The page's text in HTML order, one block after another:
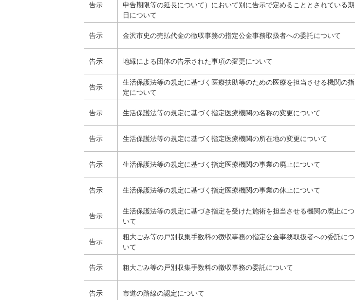
告示
申告期限等の延長について）において別に告示で定めることとされている期
日について
告示 金沢市史の売払代金の徴収事務の指定公金事務取扱者への委託について
告示 地縁による団体の告示された事項の変更について
告示
生活保護法等の規定に基づく医療扶助等のための医療を担当させる機関の指
定について
告示 生活保護法等の規定に基づく指定医療機関の名称の変更について
告示 生活保護法等の規定に基づく指定医療機関の所在地の変更について
告示 生活保護法等の規定に基づく指定医療機関の事業の廃止について
告示 生活保護法等の規定に基づく指定医療機関の事業の休止について
告示
生活保護法等の規定に基づき指定を受けた施術を担当させる機関の廃止につ
いて
告示
粗大ごみ等の戸別収集手数料の徴収事務の指定公金事務取扱者への委託につ
いて
告示 粗大ごみ等の戸別収集手数料の徴収事務の委託について
告示 市道の路線の認定について